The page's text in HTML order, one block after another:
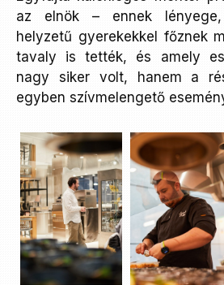
az elnök – ennek
helyzetű gyerekekkel főznek
tavaly is tették, és amely
nagy siker volt, hanem a
egyben szívmelengető